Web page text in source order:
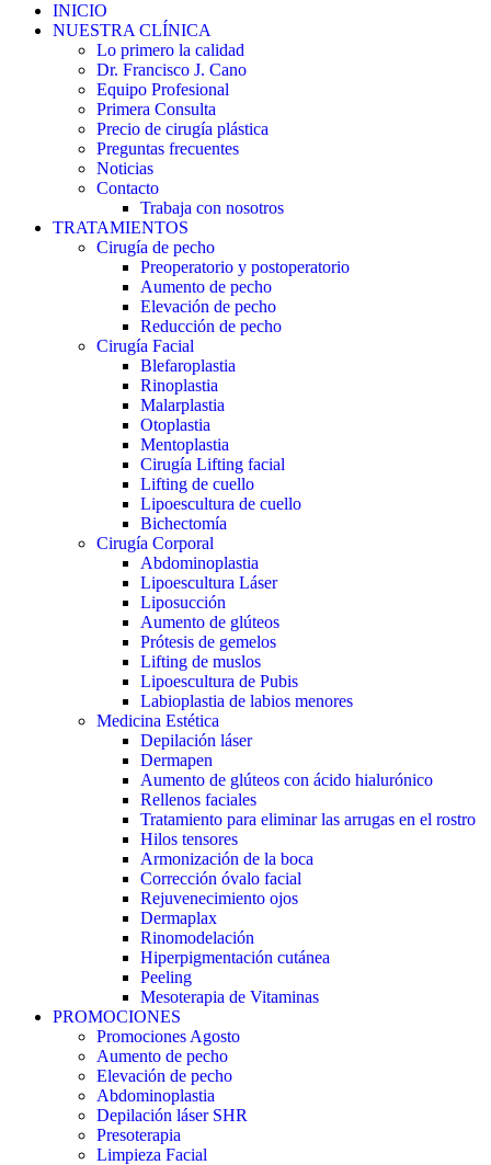
INICIO
NUESTRA CLÍNICA
Lo primero la calidad
Dr. Francisco J. Cano
Equipo Profesional
Primera Consulta
Precio de cirugía plástica
Preguntas frecuentes
Noticias
Contacto
Trabaja con nosotros
TRATAMIENTOS
Cirugía de pecho
Preoperatorio y postoperatorio
Aumento de pecho
Elevación de pecho
Reducción de pecho
Cirugía Facial
Blefaroplastia
Rinoplastia
Malarplastia
Otoplastia
Mentoplastia
Cirugía Lifting facial
Lifting de cuello
Lipoescultura de cuello
Bichectomía
Cirugía Corporal
Abdominoplastia
Lipoescultura Láser
Liposucción
Aumento de glúteos
Prótesis de gemelos
Lifting de muslos
Lipoescultura de Pubis
Labioplastia de labios menores
Medicina Estética
Depilación láser
Dermapen
Aumento de glúteos con ácido hialurónico
Rellenos faciales
Tratamiento para eliminar las arrugas en el rostro
Hilos tensores
Armonización de la boca
Corrección óvalo facial
Rejuvenecimiento ojos
Dermaplax
Rinomodelación
Hiperpigmentación cutánea
Peeling
Mesoterapia de Vitaminas
PROMOCIONES
Promociones Agosto
Aumento de pecho
Elevación de pecho
Abdominoplastia
Depilación láser SHR
Presoterapia
Limpieza Facial